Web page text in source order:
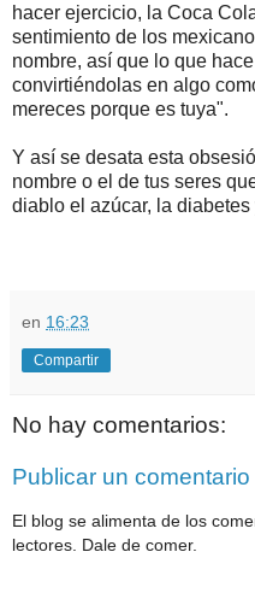
hacer ejercicio, la Coca
sentimiento de los
nombre, así que lo que
convirtiéndolas en algo
mereces porque es tuya".
Y así se desata esta
nombre o el de tus seres
diablo el azúcar, la
en 16:23
Compartir
No hay comentarios:
Publicar un comentario
El blog se alimenta de los
lectores. Dale de comer.